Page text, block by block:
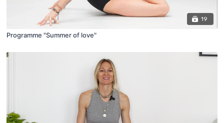
19
Programme "Summer of love"